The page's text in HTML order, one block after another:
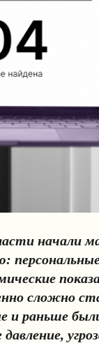
начали
сложно
и раньше